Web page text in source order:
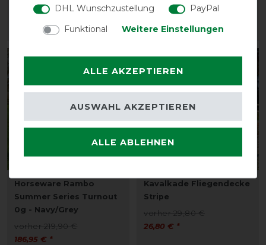
ARTIKEL MERKEN
29,55 € *
ARTIKEL MERKEN
Horseware Rambo
Summer Series Turnout
0g - Navy/Grey
vorher 219,90 €
186,95 € *
Kavalkade Fliegendecke
Stripe
vorher 29,80 €
26,80 € *
DHL Wunschzustellung
PayPal
Funktional
Weitere Einstellungen
ALLE AKZEPTIEREN
ALLE ABLEHNEN
AUSWAHL AKZEPTIEREN